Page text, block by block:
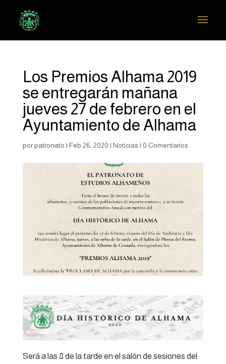
Los Premios Alhama 2019
se entregarán mañana
jueves 27 de febrero en el
Ayuntamiento de Alhama
porpatronato | Feb 26, 2020 | Noticias | 0 Comentarios
Será a las 8 de la tarde en el salón de sesiones del